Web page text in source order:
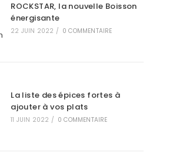
ROCKSTAR, la nouvelle Boisson
énergisante
22 JUIN 2022 / 0 COMMENTAIRE
La liste des épices fortes à
ajouter à vos plats
11 JUIN 2022 / 0 COMMENTAIRE